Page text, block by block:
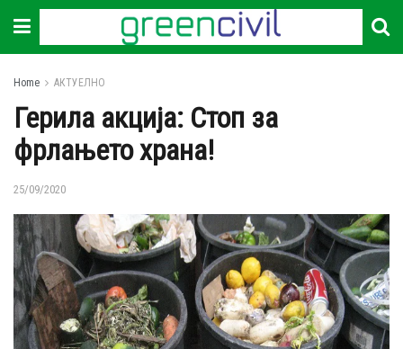
Home АКТУЕЛНО
Герила акција: Стоп за
фрлањето храна!
25/09/2020